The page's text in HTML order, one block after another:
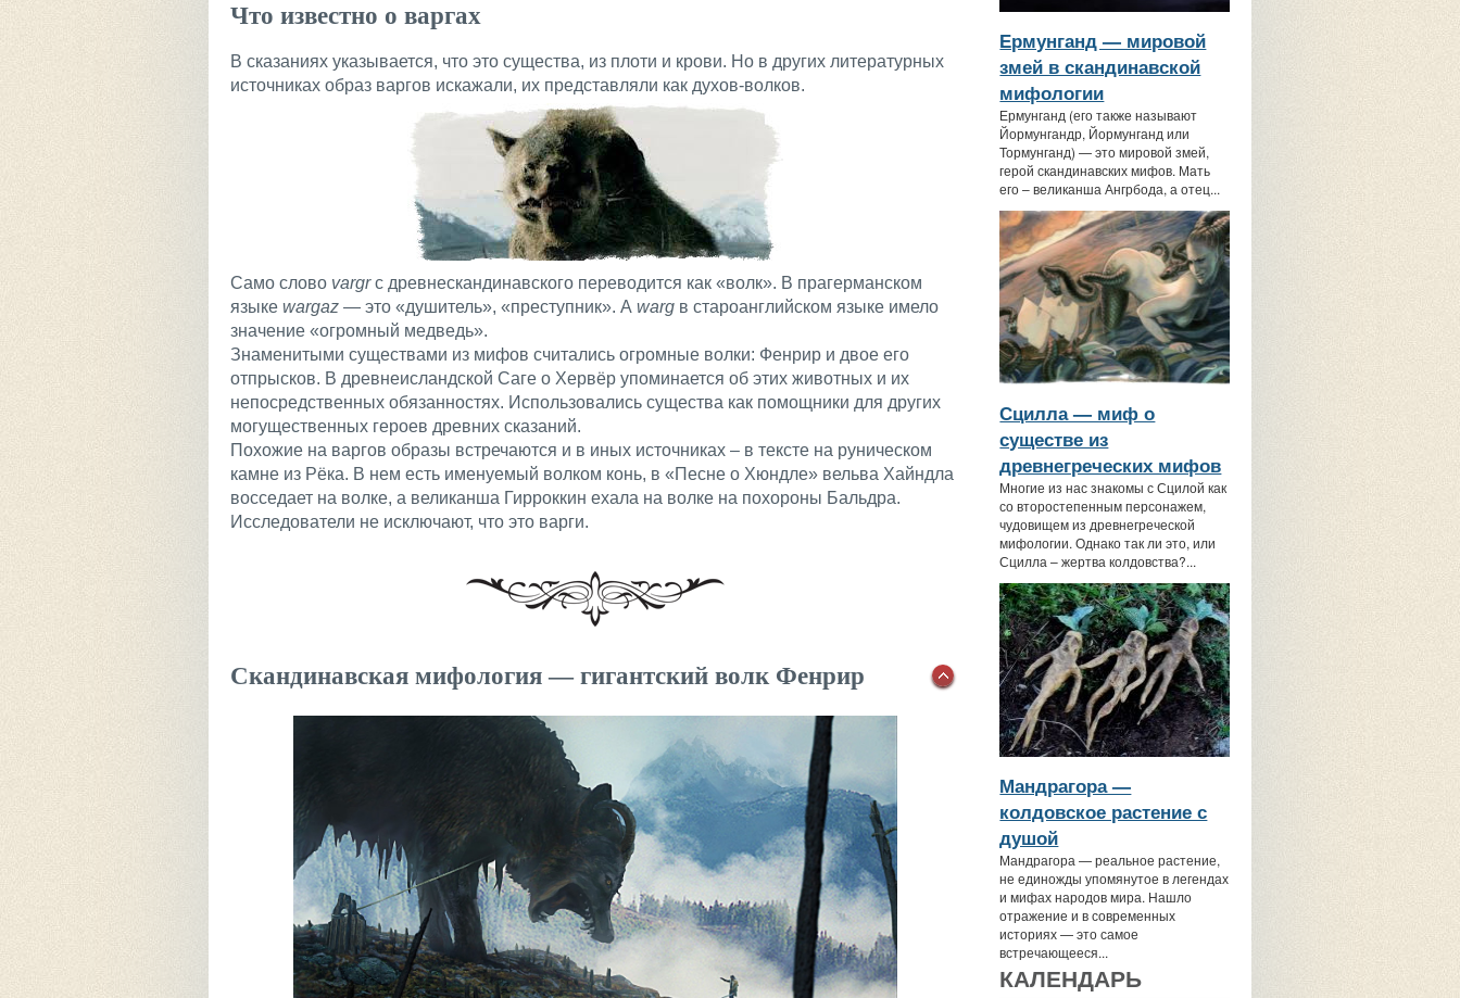
Что известно о варгах
В сказаниях указывается, что это существа, из плоти и крови. Но в других литературных
источниках образ варгов искажали, их представляли как духов-волков.
Само слово vargrс древнескандинавского переводится как «волк». В прагерманском
языке wargaz — это «душитель», «преступник». А warg в староанглийском языке имело
значение «огромный медведь».
Знаменитыми существами из мифов считались огромные волки: Фенрир и двое его
отпрысков. В древнеисландской Саге о Хервёр упоминается об этих животных и их
непосредственных обязанностях. Использовались существа как помощники для других
могущественных героев древних сказаний.
Похожие на варгов образы встречаются и в иных источниках – в тексте на руническом
камне из Рёка. В нем есть именуемый волком конь, в «Песне о Хюндле» вельва Хайндла
восседает на волке, а великанша Гирроккин ехала на волке на похороны Бальдра.
Исследователи не исключают, что это варги.
Скандинавская мифология — гигантский волк Фенрир
Ермунганд — мировой
змей в скандинавской
мифологии
Ермунганд (его также называют
Йормунгандр, Йормунганд или
Тормунганд) — это мировой змей,
герой скандинавских мифов. Мать
его – великанша Ангрбода, а отец...
Сцилла — миф о
существе из
древнегреческих мифов
Многие из нас знакомы с Сцилой как
со второстепенным персонажем,
чудовищем из древнегреческой
мифологии. Однако так ли это, или
Сцилла – жертва колдовства?...
Мандрагора —
колдовское растение с
душой
Мандрагора — реальное растение,
не единожды упомянутое в легендах
и мифах народов мира. Нашло
отражение и в современных
историях — это самое
встречающееся...
КАЛЕНДАРЬ